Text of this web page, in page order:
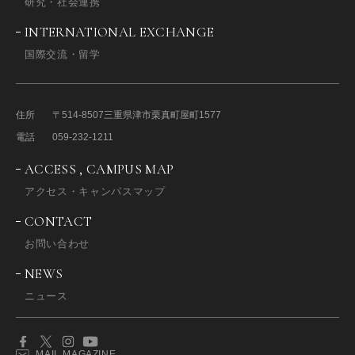
INTERNATIONAL EXCHANGE
国際交流・留学
住所 〒514-8507三重県津市栗真町屋町1577
電話
059-232-1211
ACCESS , CAMPUS MAP
アクセス・キャンパスマップ
CONTACT
お問い合わせ
NEWS
ニュース